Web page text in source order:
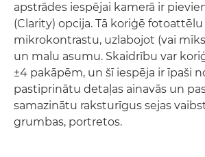
apstrādes iespējai kamerā ir
(Clarity) opcija. Tā koriģē
mikrokontrastu, uzlabojot (vai
un malu asumu. Skaidrību var
±4 pakāpēm, un šī iespēja ir īpaši
pastiprinātu detaļas ainavās un
samazinātu raksturīgus sejas
grumbas, portretos.